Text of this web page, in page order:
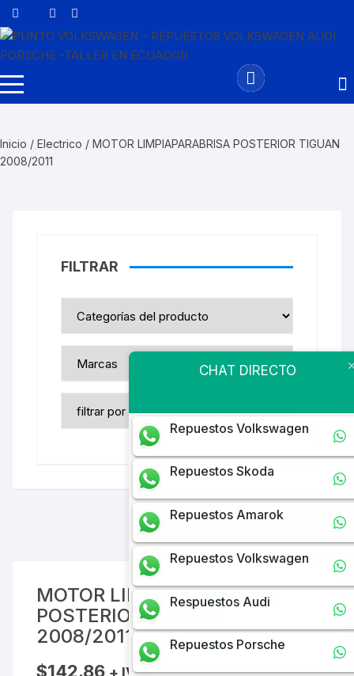
Saltar
al
Inicio / Electrico / MOTOR LIMPIAPARABRISA POSTERIOR TIGUAN
2008/2011
MOTOR LIMPIAPARABRISA
POSTERIOR TIGUAN
2008/2011
$142.86 + IVA
FILTRAR
CHAT DIRECTO
Repuestos Volkswagen
Repuestos Skoda
Repuestos Amarok
Repuestos Volkswagen
Respuestos Audi
Repuestos Porsche